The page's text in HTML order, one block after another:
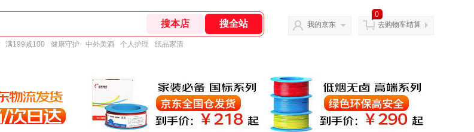
满199减100 健康守护 中外美酒 个人护理 纸品家清
我的京东
0
去购物车结算